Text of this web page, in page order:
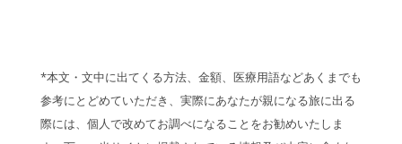
*本文・文中に出てくる方法、金額、医療用語などあくまでも
参考にとどめていただき、実際にあなたが親になる旅に出る
際には、個人で改めてお調べになることをお勧めいたしま